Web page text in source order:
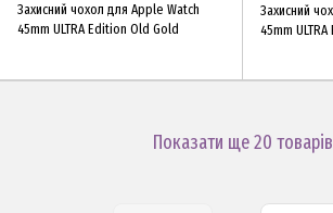
Захисний чохол для Apple Watch
45mm ULTRA Edition Old Gold
Захисний
45mm
Показати ще 20 товарів